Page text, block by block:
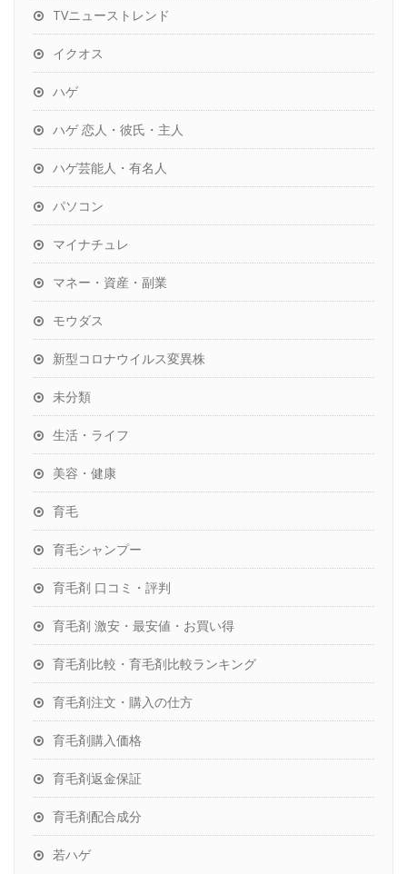
TVニューストレンド
イクオス
ハゲ
ハゲ 恋人・彼氏・主人
ハゲ芸能人・有名人
パソコン
マイナチュレ
マネー・資産・副業
モウダス
新型コロナウイルス変異株
未分類
生活・ライフ
美容・健康
育毛
育毛シャンプー
育毛剤 口コミ・評判
育毛剤 激安・最安値・お買い得
育毛剤比較・育毛剤比較ランキング
育毛剤注文・購入の仕方
育毛剤購入価格
育毛剤返金保証
育毛剤配合成分
若ハゲ